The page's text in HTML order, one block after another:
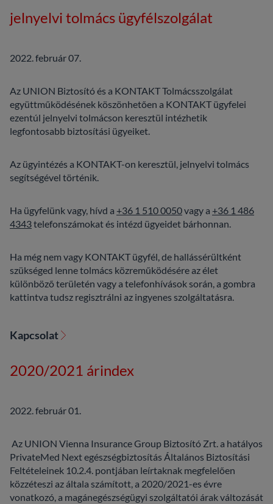
jelnyelvi tolmács ügyfélszolgálat
2022. február 07.
Az UNION Biztosító és a KONTAKT Tolmácsszolgálat
együttműködésének köszönhetően a KONTAKT ügyfelei
ezentúl jelnyelvi tolmácson keresztül intézhetik
legfontosabb biztosítási ügyeiket.
Az ügyintézés a KONTAKT-on keresztül, jelnyelvi tolmács
segítségével történik.
Ha ügyfelünk vagy, hívd a +36 1 510 0050vagy a +36 1 486
4343telefonszámokat és intézd ügyeidet bárhonnan.
Ha még nem vagy KONTAKT ügyfél, de hallássérültként
szükséged lenne tolmács közreműködésére az élet
különböző területén vagy a telefonhívások során, a gombra
kattintva tudsz regisztrálni az ingyenes szolgáltatásra.
Kapcsolat
2020/2021 árindex
2022. február 01.
Az UNION Vienna Insurance Group Biztosító Zrt. a hatályos
PrivateMed Next egészségbiztosítás Általános Biztosítási
Feltételeinek 10.2.4. pontjában leírtaknak megfelelően
közzéteszi az általa számított, a 2020/2021-es évre
vonatkozó, a magánegészségügyi szolgáltatói árak változását